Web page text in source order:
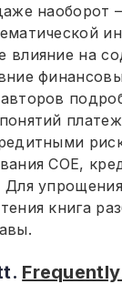
наоборот
влияние на
COE,
Для
книга